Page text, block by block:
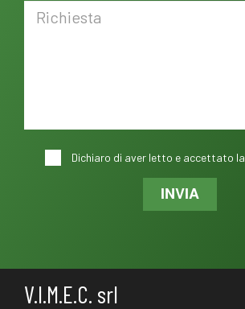
Dichiaro di aver letto e accettato la
INVIA
V.I.M.E.C. srl